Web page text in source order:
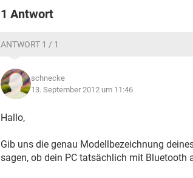
1 Antwort
ANTWORT 1 / 1
schnecke
13. September 2012 um 11:46
Hallo,
Gib uns die genau Modellbezeichnung
sagen, ob dein PC tatsächlich mit Bluetooth